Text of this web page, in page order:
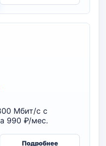
Мбит/с с
990 ₽/мес.
Подробнее